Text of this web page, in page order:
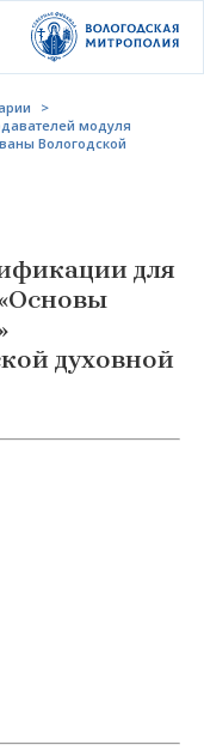
>
модуля
Вологодской
для
духовной